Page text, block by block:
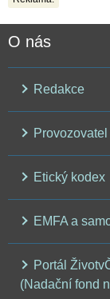
O nás
Redakce
Etický kodex
EMFA a
Portál
(Nadační fond